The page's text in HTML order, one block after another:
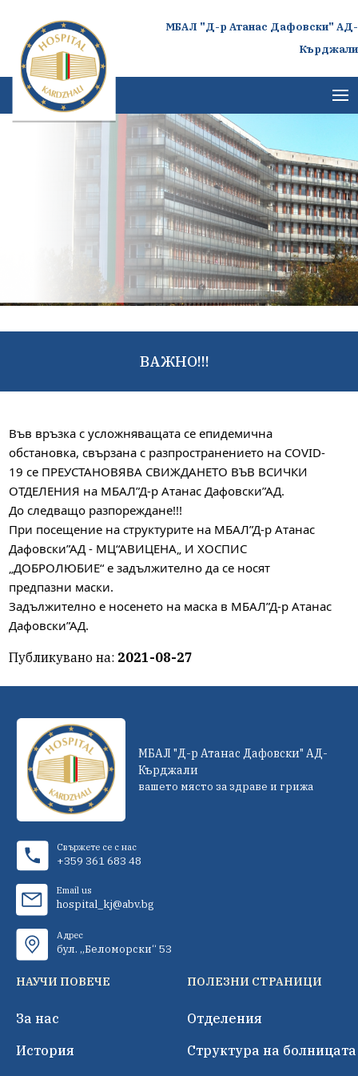
МБАЛ "Д-р Атанас Дафовски" АД-
Кърджали
ВАЖНО!!!
Във връзка с усложняващата се епидемична
обстановка, свързана с разпространението на COVID-
19 се ПРЕУСТАНОВЯВА СВИЖДАНЕТО ВЪВ ВСИЧКИ
ОТДЕЛЕНИЯ на МБАЛ”Д-р Атанас Дафовски”АД.
До следващо разпореждане!!!
При посещение на структурите на МБАЛ”Д-р Атанас
Дафовски”АД - МЦ“АВИЦЕНА„ И ХОСПИС
„ДОБРОЛЮБИЕ“ е задължително да се носят
предпазни маски.
Задължително е носенето на маска в МБАЛ”Д-р Атанас
Дафовски”АД.
Публикувано на: 2021-08-27
МБАЛ "Д-р Атанас Дафовски" АД-
Кърджали
вашето място за здраве и грижа
Свържете се с нас
+359 361 683 48
Email us
hospital_kj@abv.bg
Адрес
бул. „Беломорски“ 53
НАУЧИ ПОВЕЧЕ
За нас
История
ПОЛЕЗНИ СТРАНИЦИ
Отделения
Структура на болницата